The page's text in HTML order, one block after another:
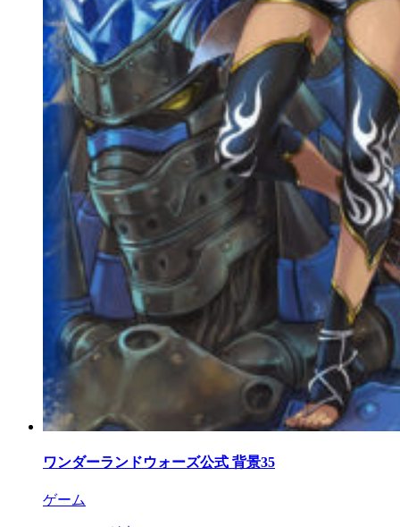
ワンダーランドウォーズ公式 背景35
ゲーム